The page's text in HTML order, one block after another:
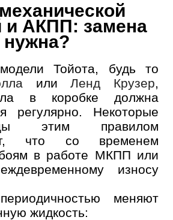
и АКПП: замена
нужна?
Тойота, будь то
илиЛенд Крузер,
в коробке должна
регулярно. Некоторые
этим правилом
что со временем
в работе МКПП или
износу
меняют
жидкость: